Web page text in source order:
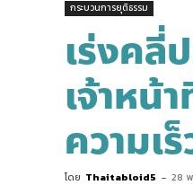
กระบวนการยุติธรรม
เร่งคลี่
เจ้าหน้
ความเ
โดย Thaitabloid5 - 28